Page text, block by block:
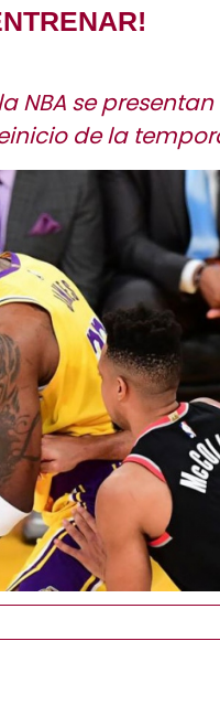
NBA se presentan
de la